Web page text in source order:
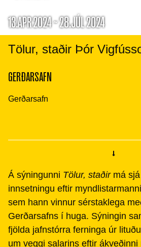
13.APR 2024 ~ 28.JÚL 2024
Tölur, staðir Þór
GERÐARSAFN
Gerðarsafn
Á sýningunni Tölur, staðirmá sjá
innsetningu eftir
sem hann vinnur sérstaklega
Gerðarsafns í huga. Sýningin
fjölda jafnstórra ferninga úr
um veggi salarins eftir